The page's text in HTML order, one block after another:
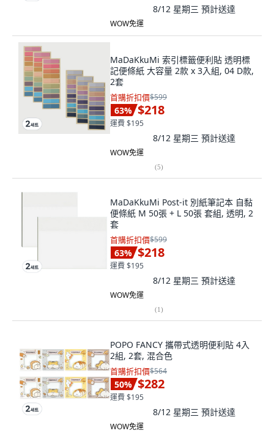
8/12 星期三 預計送達
WOW免運
MaDaKkuMi 索引標籤便利貼 透明標
記便條紙 大容量 2款 x 3入組, 04 D款,
2套
首購折扣價$599
63% $218
運費 $195
8/12 星期三 預計送達
WOW免運
(5)
MaDaKkuMi Post-it 別紙筆記本 自黏
便條紙 M 50張 + L 50張 套組, 透明, 2
套
首購折扣價$599
63% $218
運費 $195
8/12 星期三 預計送達
WOW免運
(1)
POPO FANCY 攜帶式透明便利貼 4入
2組, 2套, 混合色
首購折扣價$564
50% $282
運費 $195
8/12 星期三 預計送達
WOW免運